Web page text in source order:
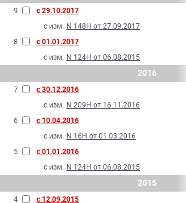
9
с 29.10.2017
с изм. N 148Н от 27.09.2017
8
с 01.01.2017
с изм. N 124Н от 06.08.2015
2016
7
с 30.12.2016
с изм. N 209Н от 16.11.2016
6
с 10.04.2016
с изм. N 16Н от 01.03.2016
5
с 01.01.2016
с изм. N 124Н от 06.08.2015
2015
4 с 12.09.2015